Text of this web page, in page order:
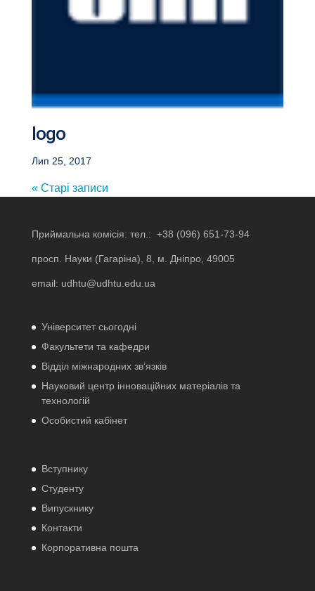
logo
Лип 25, 2017
« Старі записи
Приймальна комісія: тел.: +38 (096) 651-73-94
просп. Науки (Гагаріна), 8, м. Дніпро, 49005
email: udhtu@udhtu.edu.ua
Університет сьогодні
Факультети та кафедри
Відділ міжнародних зв’язків
Науковий центр інноваційних матеріалів та
технологій
Особистий кабінет
Вступнику
Студенту
Випускнику
Контакти
Корпоративна пошта